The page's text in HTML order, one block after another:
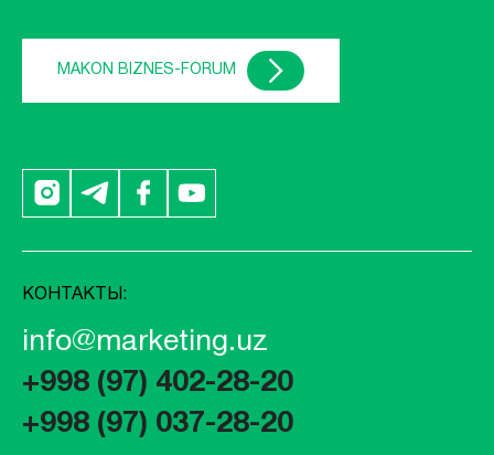
MAKON BIZNES-FORUM
КОНТАКТЫ:
info@marketing.uz
+998 (97) 402-28-20
+998 (97) 037-28-20